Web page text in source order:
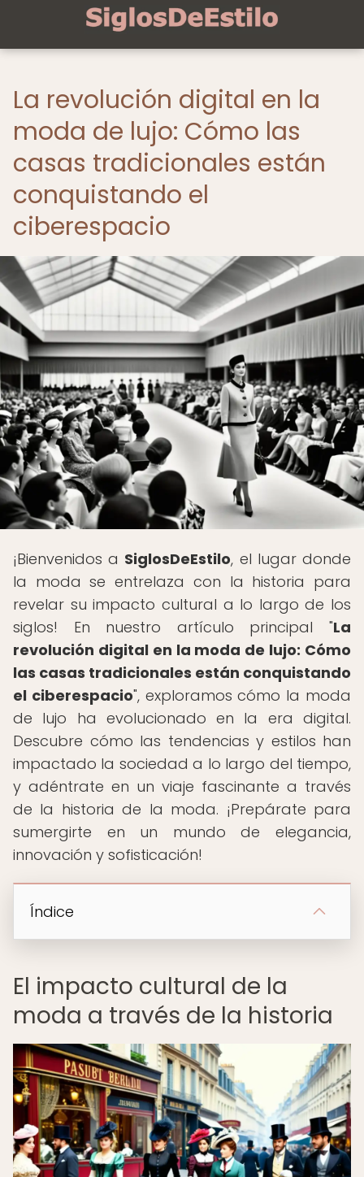
La revolución digital en la
moda de lujo: Cómo las
casas tradicionales están
conquistando el
ciberespacio
¡Bienvenidos a SiglosDeEstilo, el lugar donde
la moda se entrelaza con la historia para
revelar su impacto cultural a lo largo de los
siglos! En nuestro artículo principal "La
revolución digital en la moda de lujo: Cómo
las casas tradicionales están conquistando
el ciberespacio", exploramos cómo la moda
de lujo ha evolucionado en la era digital.
Descubre cómo las tendencias y estilos han
impactado la sociedad a lo largo del tiempo,
y adéntrate en un viaje fascinante a través
de la historia de la moda. ¡Prepárate para
sumergirte en un mundo de elegancia,
innovación y sofisticación!
Índice
El impacto cultural de la
moda a través de la historia